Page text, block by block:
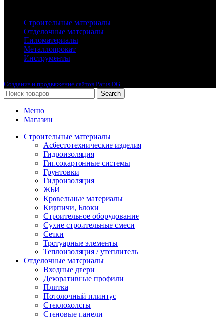
Строительные материалы
Отделочные материалы
Пиломатериалы
Металлопрокат
Инструменты
Создание и продвижение сайтов Parus DG
Search
Меню
Магазин
Строительные материалы
Асбестотехнические изделия
Гидроизоляция
Гипсокартонные системы
Грунтовки
Гидроизоляция
ЖБИ
Кровельные материалы
Кирпичи, Блоки
Строительное оборудование
Сухие строительные смеси
Сетки
Тротуарные элементы
Теплоизоляция / утеплитель
Отделочные материалы
Входные двери
Декоративные профили
Плитка
Потолочный плинтус
Стеклохолсты
Стеновые панели